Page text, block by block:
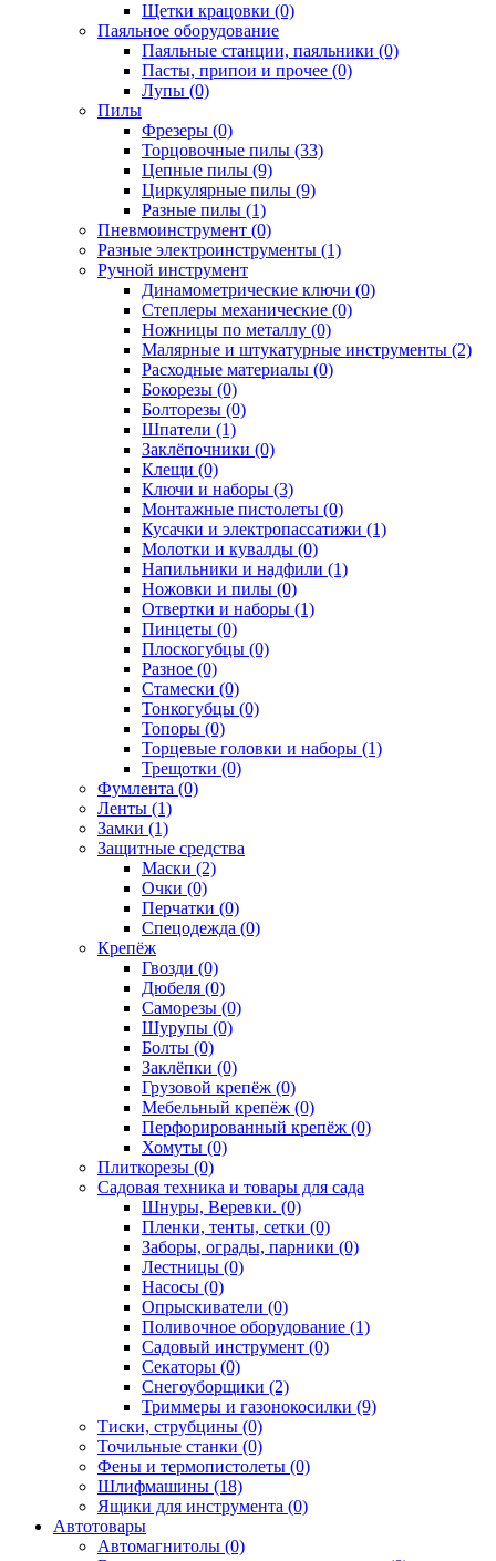
Щетки крацовки (0)
Паяльное оборудование
Паяльные станции, паяльники (0)
Пасты, припои и прочее (0)
Лупы (0)
Пилы
Фрезеры (0)
Торцовочные пилы (33)
Цепные пилы (9)
Циркулярные пилы (9)
Разные пилы (1)
Пневмоинструмент (0)
Разные электроинструменты (1)
Ручной инструмент
Динамометрические ключи (0)
Степлеры механические (0)
Ножницы по металлу (0)
Малярные и штукатурные инструменты (2)
Расходные материалы (0)
Бокорезы (0)
Болторезы (0)
Шпатели (1)
Заклёпочники (0)
Клещи (0)
Ключи и наборы (3)
Монтажные пистолеты (0)
Кусачки и электропассатижи (1)
Молотки и кувалды (0)
Напильники и надфили (1)
Ножовки и пилы (0)
Отвертки и наборы (1)
Пинцеты (0)
Плоскогубцы (0)
Разное (0)
Стамески (0)
Тонкогубцы (0)
Топоры (0)
Торцевые головки и наборы (1)
Трещотки (0)
Фумлента (0)
Ленты (1)
Замки (1)
Защитные средства
Маски (2)
Очки (0)
Перчатки (0)
Спецодежда (0)
Крепёж
Гвозди (0)
Дюбеля (0)
Саморезы (0)
Шурупы (0)
Болты (0)
Заклёпки (0)
Грузовой крепёж (0)
Мебельный крепёж (0)
Перфорированный крепёж (0)
Хомуты (0)
Плиткорезы (0)
Садовая техника и товары для сада
Шнуры, Веревки. (0)
Пленки, тенты, сетки (0)
Заборы, ограды, парники (0)
Лестницы (0)
Насосы (0)
Опрыскиватели (0)
Поливочное оборудование (1)
Садовый инструмент (0)
Секаторы (0)
Снегоуборщики (2)
Триммеры и газонокосилки (9)
Тиски, струбцины (0)
Точильные станки (0)
Фены и термопистолеты (0)
Шлифмашины (18)
Ящики для инструмента (0)
Автотовары
Автомагнитолы (0)